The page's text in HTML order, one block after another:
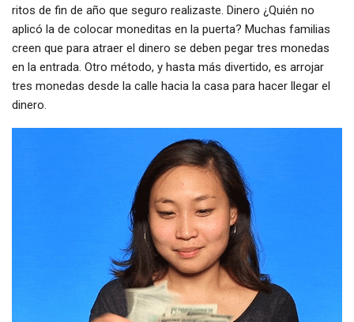
ritos de fin de año que seguro realizaste. Dinero ¿Quién no
aplicó la de colocar moneditas en la puerta? Muchas familias
creen que para atraer el dinero se deben pegar tres monedas
en la entrada. Otro método, y hasta más divertido, es arrojar
tres monedas desde la calle hacia la casa para hacer llegar el
dinero.